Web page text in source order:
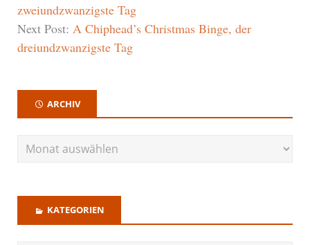
zweiundzwanzigste Tag
Next Post: A Chiphead’s Christmas Binge, der
dreiundzwanzigste Tag
ARCHIV
KATEGORIEN